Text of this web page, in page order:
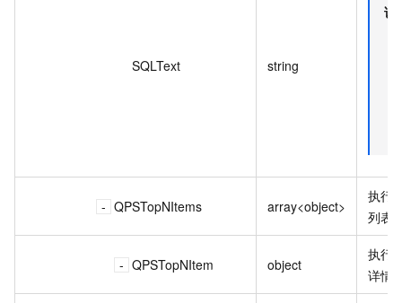
SQLText string
说
QPSTopNItems array<object>
执行
列表
QPSTopNItem object
执行
详情